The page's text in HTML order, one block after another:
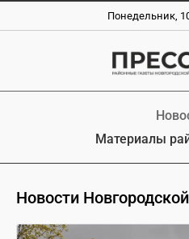
Понедельник,
Материалы
Новости